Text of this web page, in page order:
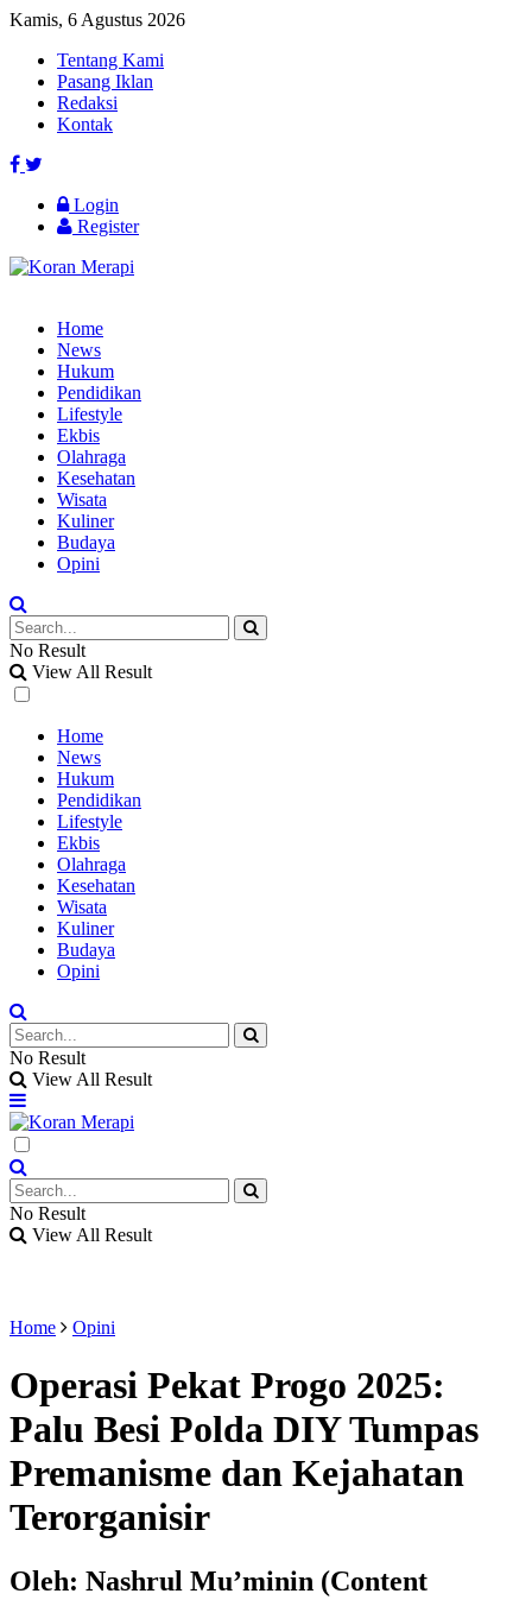
Kamis, 6 Agustus 2026
Tentang Kami
Pasang Iklan
Redaksi
Kontak
Login
Register
Home
News
Hukum
Pendidikan
Lifestyle
Ekbis
Olahraga
Kesehatan
Wisata
Kuliner
Budaya
Opini
No Result
View All Result
Home
News
Hukum
Pendidikan
Lifestyle
Ekbis
Olahraga
Kesehatan
Wisata
Kuliner
Budaya
Opini
No Result
View All Result
No Result
View All Result
Home Opini
Operasi Pekat Progo 2025:
Palu Besi Polda DIY Tumpas
Premanisme dan Kejahatan
Terorganisir
Oleh: Nashrul Mu’minin (Content